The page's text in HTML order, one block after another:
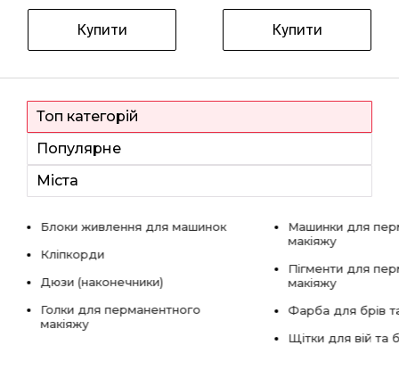
Купити Купити
Топ категорій
Популярне
Міста
Блоки живлення для машинок
Кліпкорди
Дюзи (наконечники)
Голки для перманентного
макіяжу
Машинки для
макіяжу
Пігменти для
макіяжу
Фарба для брів
Щітки для вій та